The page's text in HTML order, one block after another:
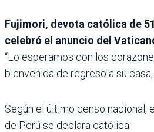
Fujimori, devota católica de
celebró el anuncio del
“Lo esperamos con los
bienvenida de regreso a su casa,
Según el último censo nacional,
de Perú se declara católica.